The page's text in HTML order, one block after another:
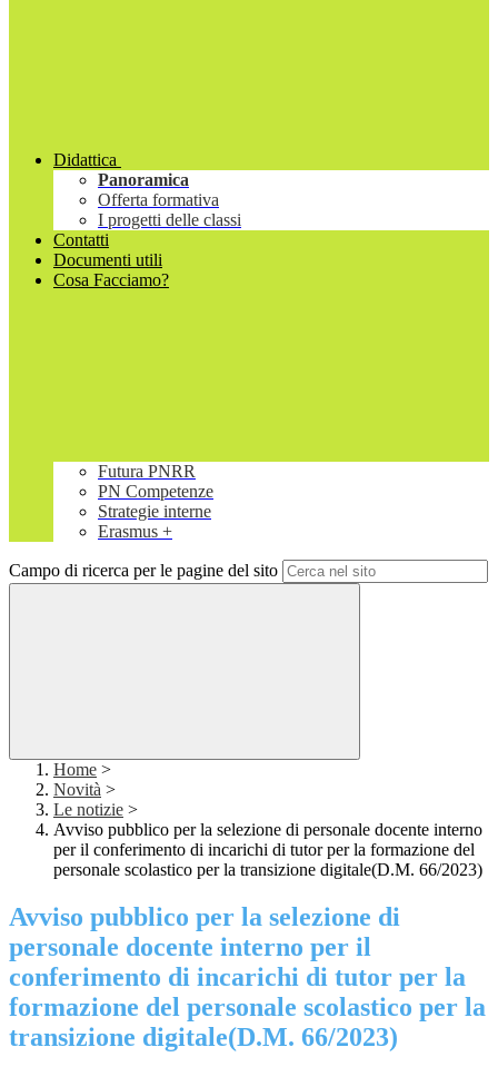
Didattica
Panoramica
Offerta formativa
I progetti delle classi
Contatti
Documenti utili
Cosa Facciamo?
Futura PNRR
PN Competenze
Strategie interne
Erasmus +
Campo di ricerca per le pagine del sito
Home >
Novità >
Le notizie >
Avviso pubblico per la selezione di personale docente interno
per il conferimento di incarichi di tutor per la formazione del
personale scolastico per la transizione digitale(D.M. 66/2023)
Avviso pubblico per la selezione di
personale docente interno per il
conferimento di incarichi di tutor per la
formazione del personale scolastico per la
transizione digitale(D.M. 66/2023)